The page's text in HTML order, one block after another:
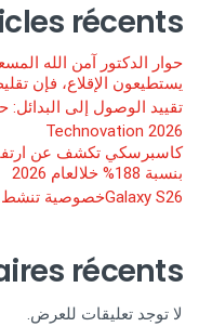
récents
حوار الدكتور آمن الله
يستطيعون الإقلاع، فإن
تقييد الوصول إلى
Technovation 2026
بنسبة 188% خلالعام 2026
Galaxy S26خصوصية تنشط في اللحظة المناسبة
récents
لا توجد تعليقات للعرض.